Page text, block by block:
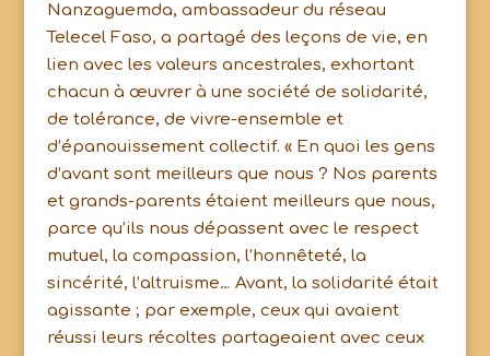
Nanzaguemda, ambassadeur du réseau
Telecel Faso, a partagé des leçons de vie, en
lien avec les valeurs ancestrales, exhortant
chacun à œuvrer à une société de solidarité,
de tolérance, de vivre-ensemble et
d’épanouissement collectif. « En quoi les gens
d’avant sont meilleurs que nous ? Nos parents
et grands-parents étaient meilleurs que nous,
parce qu’ils nous dépassent avec le respect
mutuel, la compassion, l’honnêteté, la
sincérité, l’altruisme… Avant, la solidarité était
agissante ; par exemple, ceux qui avaient
réussi leurs récoltes partageaient avec ceux